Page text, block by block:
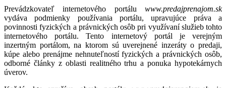
Prevádzkovateľ internetového portálu www.predajprenajom.sk
vydáva podmienky používania portálu, upravujúce práva a
povinnosti fyzických a právnických osôb pri využívaní služieb tohto
internetového portálu. Tento internetový portál je verejným
inzertným portálom, na ktorom sú uverejnené inzeráty o predaji,
kúpe alebo prenájme nehnuteľností fyzických a právnických osôb,
odborné články z oblasti realitného trhu a ponuka hypotekárnych
úverov.